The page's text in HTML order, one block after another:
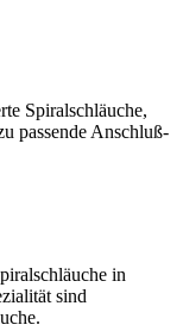
Spiralschläuche,
passende Anschluß-
in
sind